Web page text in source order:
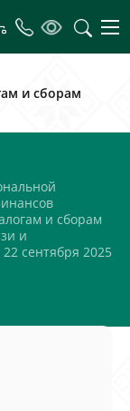
и сборам
и сборам
и
сентября 2025